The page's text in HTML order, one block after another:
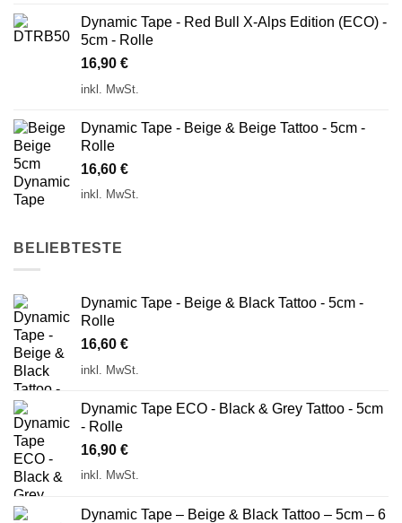
Dynamic Tape - Red Bull X-Alps Edition (ECO) -
5cm - Rolle
16,90 €
inkl. MwSt.
Dynamic Tape - Beige & Beige Tattoo - 5cm -
Rolle
16,60 €
inkl. MwSt.
BELIEBTESTE
Dynamic Tape - Beige & Black Tattoo - 5cm -
Rolle
16,60 €
inkl. MwSt.
Dynamic Tape ECO - Black & Grey Tattoo - 5cm
- Rolle
16,90 €
inkl. MwSt.
Dynamic Tape – Beige & Black Tattoo – 5cm – 6